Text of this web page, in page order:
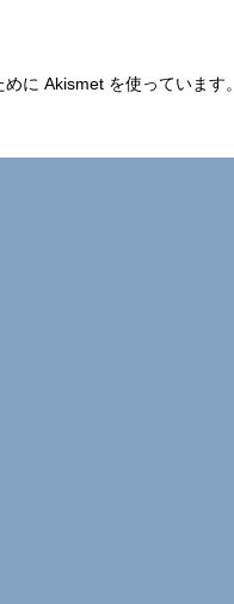
に Akismet を使っています。